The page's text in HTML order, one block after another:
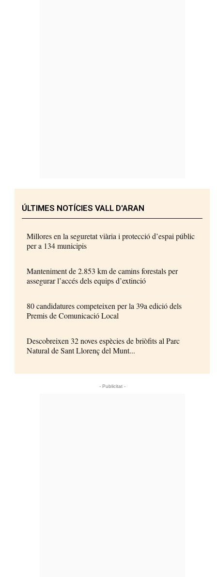
ÚLTIMES NOTÍCIES VALL D'ARAN
Millores en la seguretat viària i protecció d’espai públic
per a 134 municipis
Manteniment de 2.853 km de camins forestals per
assegurar l’accés dels equips d’extinció
80 candidatures competeixen per la 39a edició dels
Premis de Comunicació Local
Descobreixen 32 noves espècies de briòfits al Parc
Natural de Sant Llorenç del Munt...
- Publicitat -